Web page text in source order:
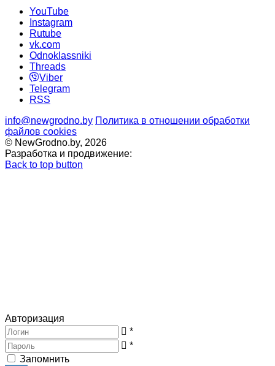
YouTube
Instagram
Rutube
vk.com
Odnoklassniki
Threads
Viber
Telegram
RSS
info@newgrodno.by Политика в отношении обработки
файлов cookies
© NewGrodno.by, 2026
Разработка и продвижение:
Back to top button
Авторизация
*
*
Запомнить